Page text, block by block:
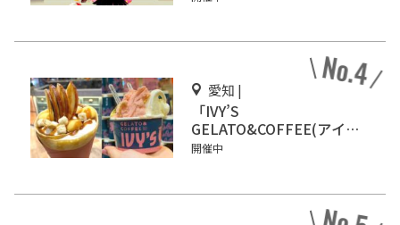
愛知 |
「IVY’S
GELATO&COFFEE(アイビ
ーズ ジェラート&コーヒ
ン！
開催中